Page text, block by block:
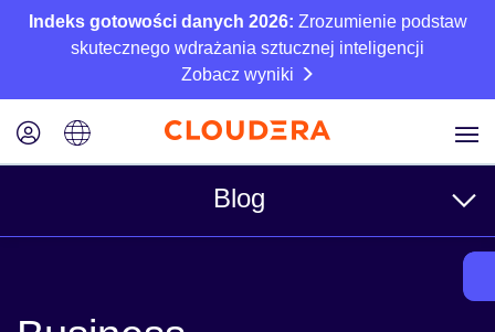
Indeks gotowości danych 2026: Zrozumienie podstaw
skutecznego wdrażania sztucznej inteligencji
Zobacz wyniki
Blog